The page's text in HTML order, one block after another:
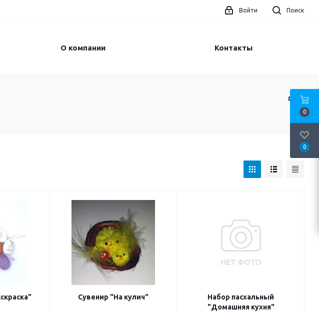
Поиск
Войти
О компании Контакты
Сувенир "На кулич"
Набор пасхальный
"Домашняя кухня"
0
0